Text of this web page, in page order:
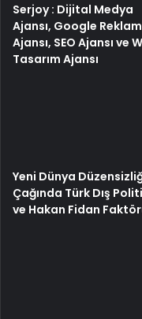
Serjoy : Dijital Medya
Ajansı, Google Reklam
Ajansı, SEO Ajansı ve
Tasarım Ajansı
Yeni Dünya
Çağında Türk Dış
ve Hakan Fidan